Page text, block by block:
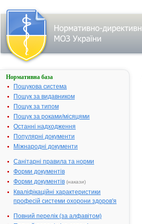
Нормативна база
Пошукова система
Пошук за видавником
Пошук за типом
Пошук за роками/місяцями
Останні надходження
Популярні документи
Міжнародні документи
Санітарні правила та норми
Форми документів
Форми документів (накази)
Кваліфікаційні характеристики
професій системи охорони здоров'я
Повний перелік (за алфавітом)